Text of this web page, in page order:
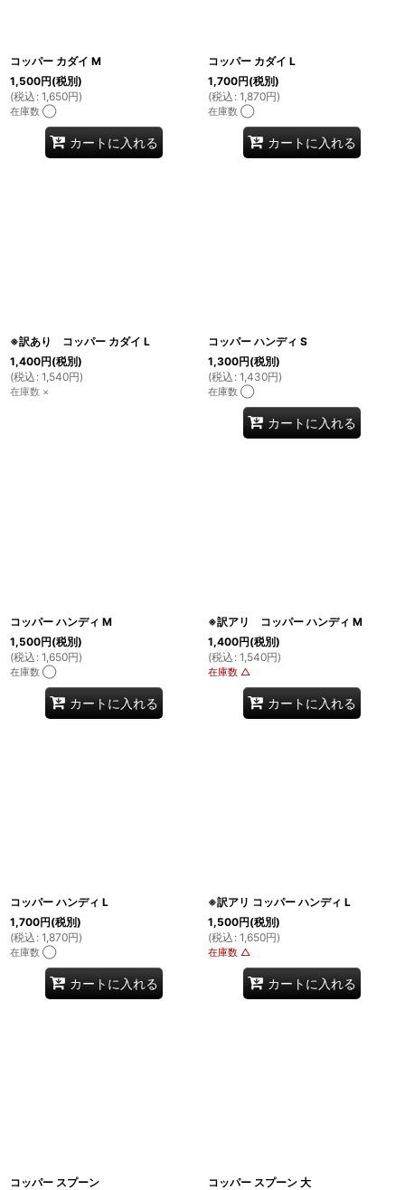
コッパー カダイ M
1,500円(税別)
(税込 : 1,650円)
在庫数 ◯
カートに入れる
コッパー カダイ L
1,700円(税別)
(税込 : 1,870円)
在庫数 ◯
カートに入れる
※訳あり コッパー カダイ L
1,400円(税別)
(税込 : 1,540円)
在庫数 ×
コッパー ハンディ S
1,300円(税別)
(税込 : 1,430円)
在庫数 ◯
カートに入れる
コッパー ハンディ M
1,500円(税別)
(税込 : 1,650円)
在庫数 ◯
カートに入れる
※訳アリ コッパー ハンディ M
1,400円(税別)
(税込 : 1,540円)
在庫数 △
カートに入れる
コッパー ハンディ L
1,700円(税別)
(税込 : 1,870円)
在庫数 ◯
カートに入れる
※訳アリ コッパー ハンディ L
1,500円(税別)
(税込 : 1,650円)
在庫数 △
カートに入れる
コッパー スプーン コッパー スプーン 大